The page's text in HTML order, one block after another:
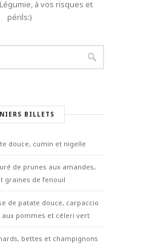
à vos risques et
périls:)
BILLETS
douce, cumin et nigelle
de prunes aux amandes,
graines de fenouil
de patate douce, carpaccio
pommes et céleri vert
bettes et champignons